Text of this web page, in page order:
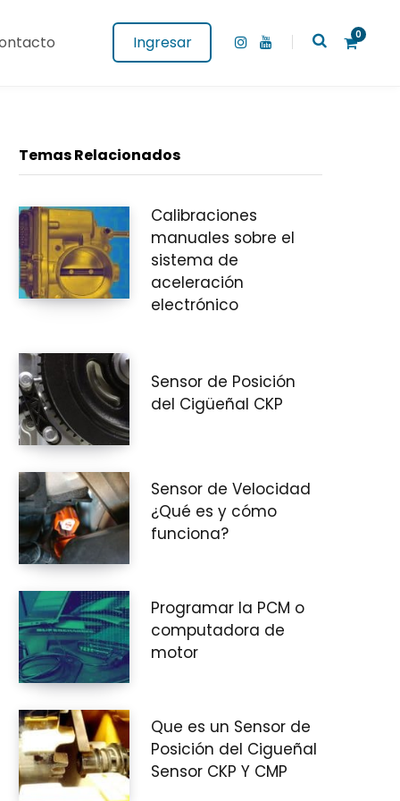
Ingresar
I
0
Temas Relacionados
Calibraciones
manuales sobre el
sistema de
aceleración
electrónico
Sensor de Posición
del Cigüeñal CKP
Sensor de Velocidad
¿Qué es y cómo
funciona?
Programar la PCM o
computadora de
motor
Que es un Sensor de
Posición del Cigueñal
Sensor CKP Y CMP